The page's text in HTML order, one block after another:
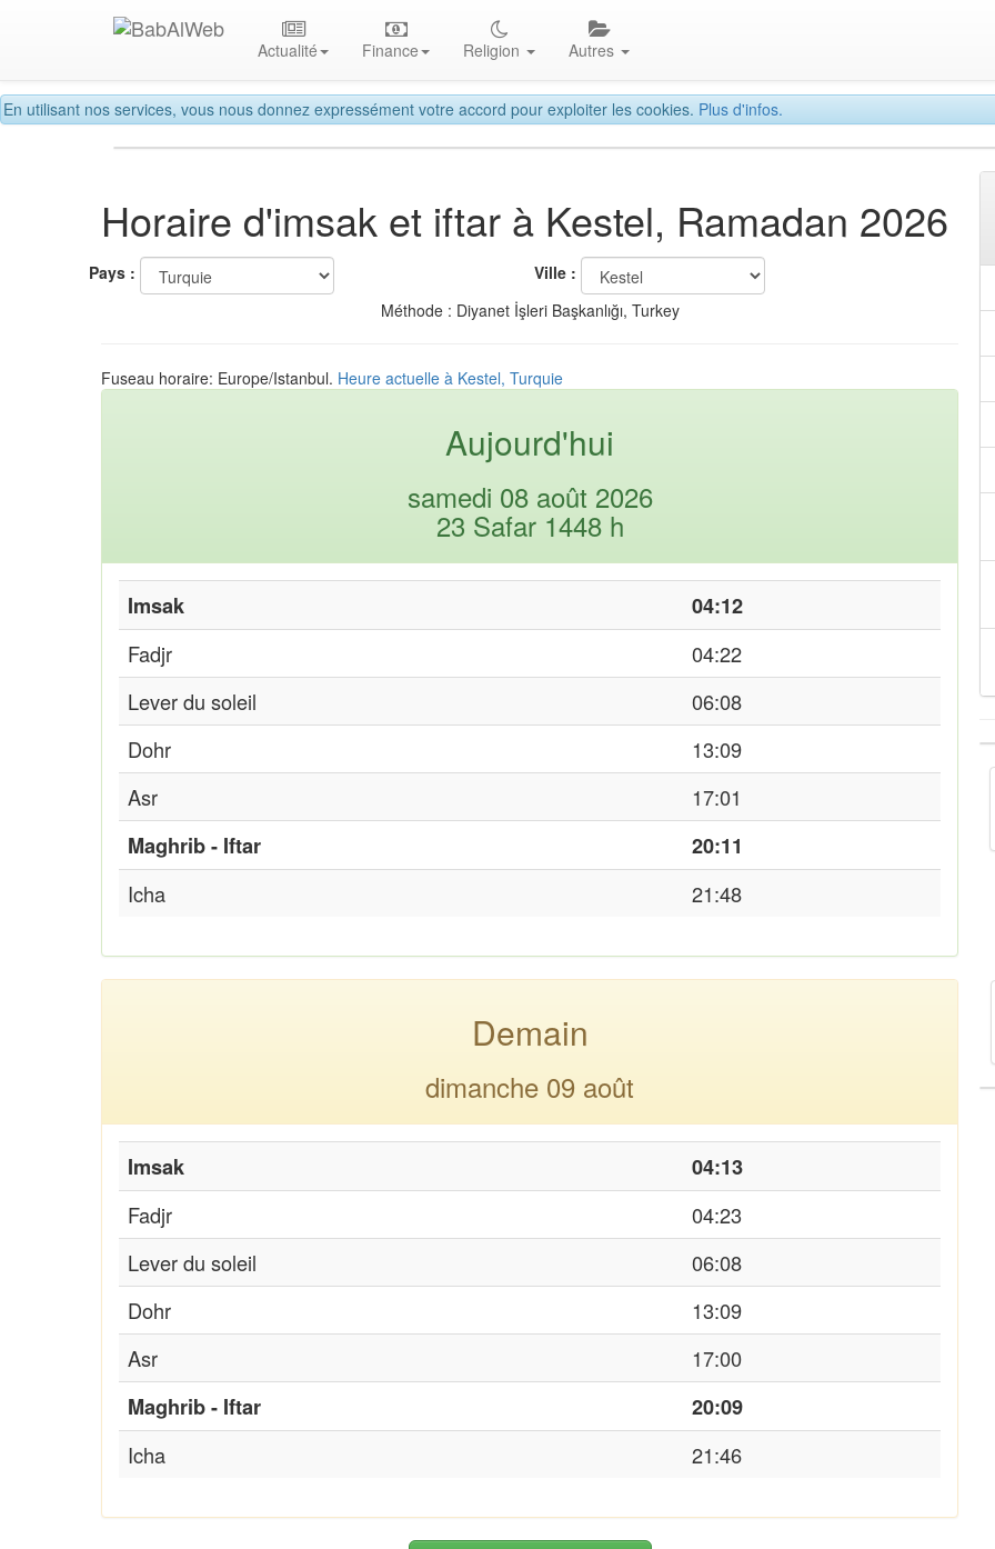
En utilisant nos services, vous nous donnez expressément votre accord pour exploiter les cookies. Plus d'infos.
Actualité Finance Religion Autres
Horaire d'imsak et iftar à Kestel, Ramadan 2026
Pays :
Ville :
Méthode : Diyanet İşleri Başkanlığı, Turkey
Fuseau horaire: Europe/Istanbul. Heure actuelle à Kestel, Turquie
Aujourd'hui
samedi 08 août 2026
23 Safar 1448 h
Imsak
04:12
Fadjr
04:22
Lever du soleil
06:08
Dohr
13:09
Asr
17:01
Maghrib - Iftar
20:11
Icha
21:48
Demain
dimanche 09 août
Imsak
04:13
Fadjr
04:23
Lever du soleil
06:08
Dohr
13:09
Asr
17:00
Maghrib - Iftar
20:09
Icha
21:46